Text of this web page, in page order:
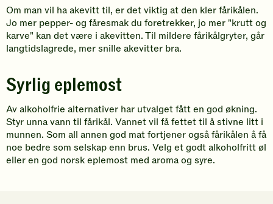
Om man vil ha akevitt til, er det viktig at den kler fårikålen.
Jo mer pepper- og fåresmak du foretrekker, jo mer "krutt og
karve" kan det være i akevitten. Til mildere fårikålgryter, går
langtidslagrede, mer snille akevitter bra.
Syrlig eplemost
Av alkoholfrie alternativer har utvalget fått en god økning.
Styr unna vann til fårikål. Vannet vil få fettet til å stivne litt i
munnen. Som all annen god mat fortjener også fårikålen å få
noe bedre som selskap enn brus. Velg et godt alkoholfritt øl
eller en god norsk eplemost med aroma og syre.